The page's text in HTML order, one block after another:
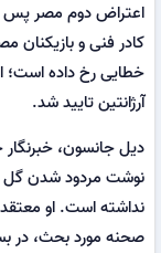
اعتراض دوم مصر پس
کادر فنی و بازیکنان
آرژانتین تایید شد.
دیل جانسون،
نوشت مردود شدن گل
نداشته است. او
صحنه مورد بحث، در